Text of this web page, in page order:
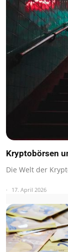
Kryptobörsen
Die Welt der
17. April 2026